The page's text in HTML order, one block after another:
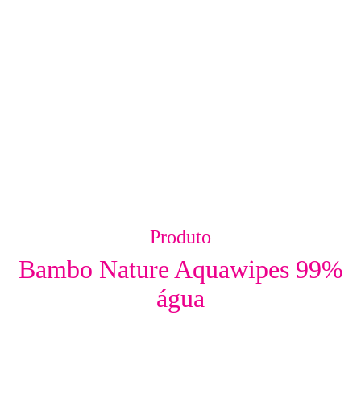
Produto
Bambo Nature Aquawipes 99%
água